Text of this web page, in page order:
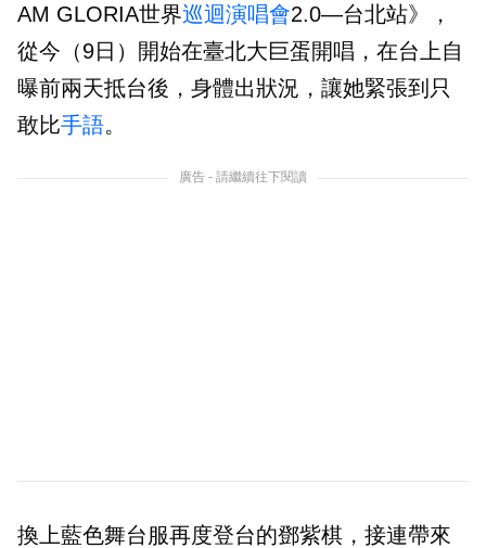
AM GLORIA世界巡迴演唱會2.0—台北站》，
從今（9日）開始在臺北大巨蛋開唱，在台上自
曝前兩天抵台後，身體出狀況，讓她緊張到只
敢比手語。
廣告 - 請繼續往下閱讀
換上藍色舞台服再度登台的鄧紫棋，接連帶來